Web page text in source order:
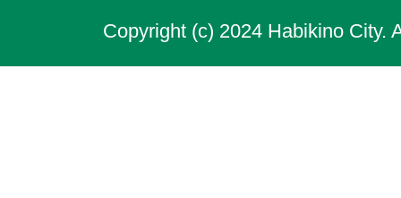
Copyright (c) 2024 Habikino City.